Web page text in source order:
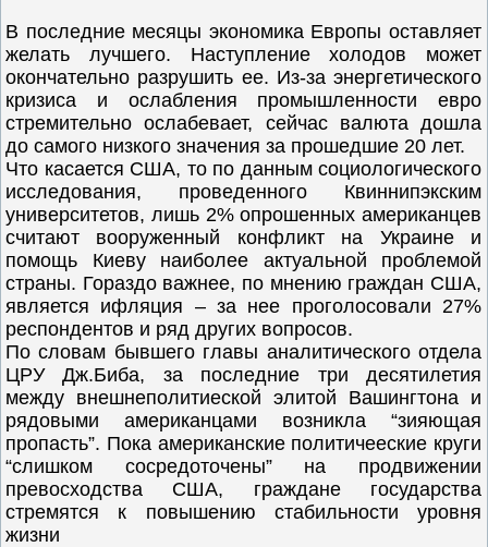
В последние месяцы экономика Европы оставляет
желать лучшего. Наступление холодов может
окончательно разрушить ее. Из-за энергетического
кризиса и ослабления промышленности евро
стремительно ослабевает, сейчас валюта дошла
до самого низкого значения за прошедшие 20 лет.
Что касается США, то по данным социологического
исследования, проведенного Квиннипэкским
университетов, лишь 2% опрошенных американцев
считают вооруженный конфликт на Украине и
помощь Киеву наиболее актуальной проблемой
страны. Гораздо важнее, по мнению граждан США,
является ифляция – за нее проголосовали 27%
респондентов и ряд других вопросов.
По словам бывшего главы аналитического отдела
ЦРУ Дж.Биба, за последние три десятилетия
между внешнеполитиеской элитой Вашингтона и
рядовыми американцами возникла “зияющая
пропасть”. Пока американские политичееские круги
“слишком сосредоточены” на продвижении
превосходства США, граждане государства
стремятся к повышению стабильности уровня
жизни